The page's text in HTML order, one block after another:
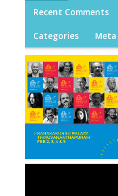
Recent Comments
Categories Meta